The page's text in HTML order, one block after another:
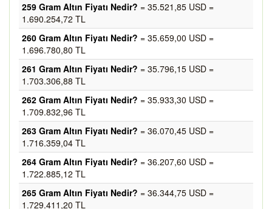
259 Gram Altın Fiyatı Nedir? = 35.521,85 USD =
1.690.254,72 TL
260 Gram Altın Fiyatı Nedir? = 35.659,00 USD =
1.696.780,80 TL
261 Gram Altın Fiyatı Nedir? = 35.796,15 USD =
1.703.306,88 TL
262 Gram Altın Fiyatı Nedir? = 35.933,30 USD =
1.709.832,96 TL
263 Gram Altın Fiyatı Nedir? = 36.070,45 USD =
1.716.359,04 TL
264 Gram Altın Fiyatı Nedir? = 36.207,60 USD =
1.722.885,12 TL
265 Gram Altın Fiyatı Nedir? = 36.344,75 USD =
1.729.411,20 TL